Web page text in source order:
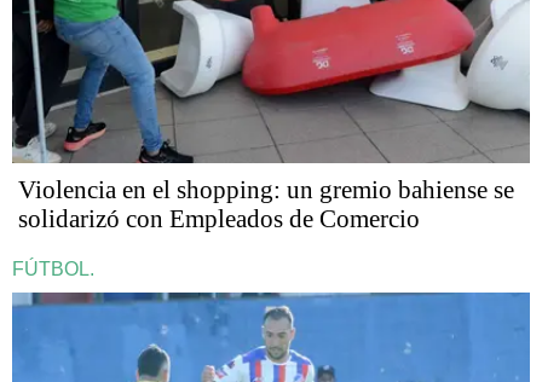
Violencia en el shopping: un gremio bahiense se
solidarizó con Empleados de Comercio
FÚTBOL.